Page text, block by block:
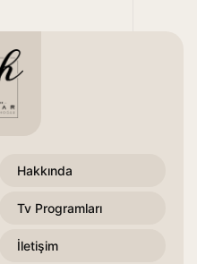
Hakkında
Tv Programları
İletişim